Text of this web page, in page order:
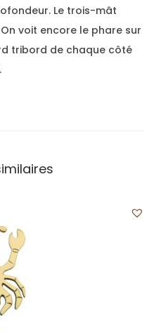
Le trois-mât
voit encore le phare sur
tribord de chaque côté